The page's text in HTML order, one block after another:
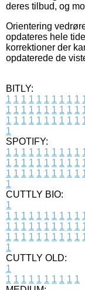
deres tilbud, og
Orientering
opdateres hele
korrektioner der
opdaterede de
BITLY:
1 1 1 1 1 1 1 1 1 1
1 1 1 1 1 1 1 1 1 1
1 1 1 1 1 1 1 1 1 1
1
SPOTIFY:
1 1 1 1 1 1 1 1 1 1
1 1 1 1 1 1 1 1 1 1
1 1 1 1 1 1 1 1 1 1
1
CUTTLY BIO:
1
1 1 1 1 1 1 1 1 1 1
1 1 1 1 1 1 1 1 1 1
1 1 1 1 1 1 1 1 1 1
1
CUTTLY OLD:
1
1 1 1 1 1 1 1 1 1 1